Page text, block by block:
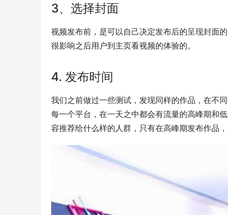
3、选择封面
视频发布前，是可以自己决定发布后的呈现封面
很影响之后用户到主页看视频的体验的。
4. 发布时间
我们之前做过一些测试，发现同样的作品，在不
每一个平台，在一天之中都会有流量的高峰期和
容推荐给什么样的人群，只有在高峰期发布作品